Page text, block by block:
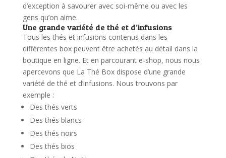
d’exception à savourer avec soi-même ou avec les
gens qu’on aime.
Une grande variété de thé et d’infusions
Tous les thés et infusions contenus dans les
différentes box peuvent être achetés au détail dans la
boutique en ligne. Et en parcourant e-shop, nous nous
apercevons que La Thé Box dispose d’une grande
variété de thé et d’infusions. Nous trouvons par
exemple :
Des thés verts
Des thés blancs
Des thés noirs
Des thés bios